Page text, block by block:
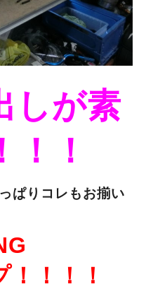
しが素
！
ぱりコレもお揃い
！！！